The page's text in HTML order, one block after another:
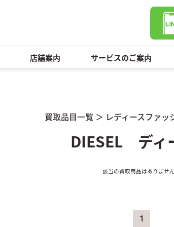
店舗案内 サービスのご案内
買取品目一覧 ＞ レディースファッ
DIESEL ディ
該当の買取商品はありませ
1